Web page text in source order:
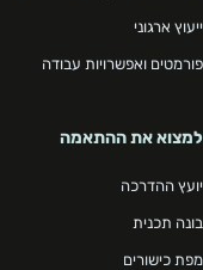
ייעוץ ארגוני
פורמטים ואפשרויות עבודה
למצוא את ההתאמה
יועץ ההדרכה
בונה תכנית
מפת כישורים